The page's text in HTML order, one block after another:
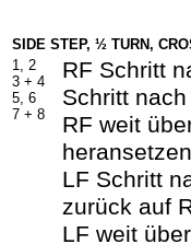
SIDE STEP, ½ TURN,
1, 2
3 + 4
5, 6
7 + 8
RF Schritt
Schritt
RF weit
LF Schritt
zurück auf
LF weit